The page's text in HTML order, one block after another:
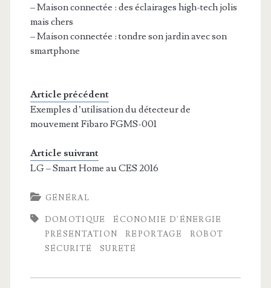
– Maison connectée : des éclairages high-tech jolis
mais chers
– Maison connectée : tondre son jardin avec son
smartphone
Article précédent
Exemples d’utilisation du détecteur de
mouvement Fibaro FGMS-001
Article suivrant
LG – Smart Home au CES 2016
GÉNÉRAL
DOMOTIQUE
ÉCONOMIE D'ÉNERGIE
PRÉSENTATION
REPORTAGE
ROBOT
SÉCURITÉ
SURETÉ